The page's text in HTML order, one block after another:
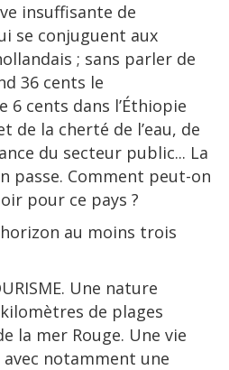
insuffisante de
se conjuguent aux
; sans parler de
36 cents le
cents dans l’Éthiopie
de la cherté de l’eau, de
du secteur public... La
passe. Comment peut-on
pour ce pays ?
au moins trois
Une nature
de plages
la mer Rouge. Une vie
notamment une